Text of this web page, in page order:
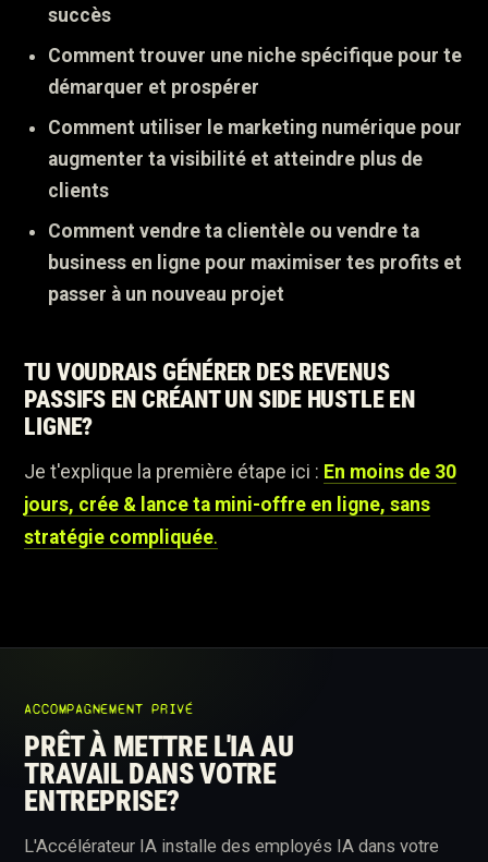
succès
Comment trouver une niche spécifique pour te
démarquer et prospérer
Comment utiliser le marketing numérique pour
augmenter ta visibilité et atteindre plus de
clients
Comment vendre ta clientèle ou vendre ta
business en ligne pour maximiser tes profits et
passer à un nouveau projet
TU VOUDRAIS GÉNÉRER DES REVENUS
PASSIFS EN CRÉANT UN SIDE HUSTLE EN
LIGNE?
Je t'explique la première étape ici : En moins de 30
jours, crée & lance ta mini-offre en ligne, sans
stratégie compliquée.
ACCOMPAGNEMENT PRIVÉ
PRÊT À METTRE L'IA AU
TRAVAIL DANS VOTRE
ENTREPRISE?
L'Accélérateur IA installe des employés IA dans votre